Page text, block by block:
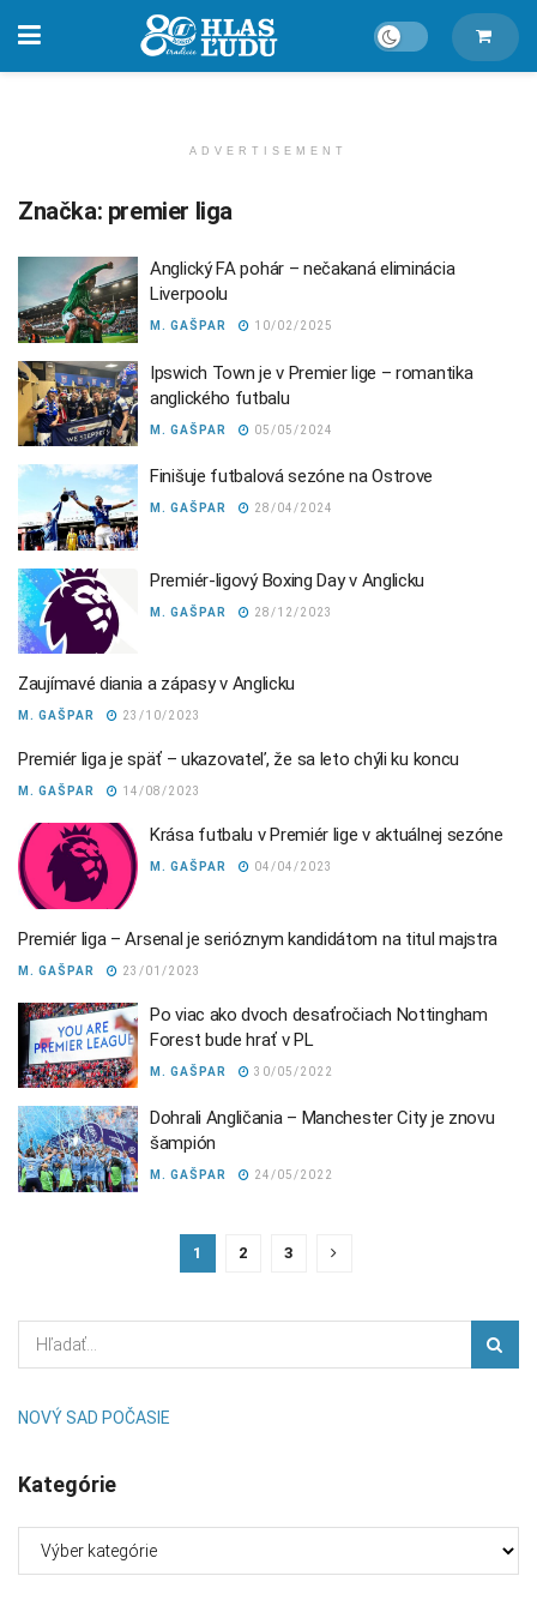
ADVERTISEMENT
Značka: premier liga
Anglický FA pohár – nečakaná eliminácia
Liverpoolu
M. GAŠPAR 10/02/2025
Ipswich Town je v Premier lige – romantika
anglického futbalu
M. GAŠPAR 05/05/2024
Finišuje futbalová sezóne na Ostrove
M. GAŠPAR 28/04/2024
Premiér-ligový Boxing Day v Anglicku
M. GAŠPAR 28/12/2023
Zaujímavé diania a zápasy v Anglicku
M. GAŠPAR 23/10/2023
Premiér liga je späť – ukazovateľ, že sa leto chýli ku koncu
M. GAŠPAR 14/08/2023
Krása futbalu v Premiér lige v aktuálnej sezóne
M. GAŠPAR 04/04/2023
Premiér liga – Arsenal je serióznym kandidátom na titul majstra
M. GAŠPAR 23/01/2023
Po viac ako dvoch desaťročiach Nottingham
Forest bude hrať v PL
M. GAŠPAR 30/05/2022
Dohrali Angličania – Manchester City je znovu
šampión
M. GAŠPAR 24/05/2022
1 2 3
NOVÝ SAD POČASIE
Kategórie